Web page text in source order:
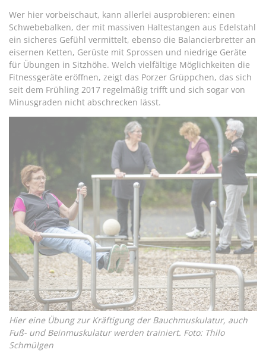
Wer hier vorbeischaut, kann allerlei ausprobieren: einen
Schwebebalken, der mit massiven Haltestangen aus Edelstahl
ein sicheres Gefühl vermittelt, ebenso die Balancierbretter an
eisernen Ketten, Gerüste mit Sprossen und niedrige Geräte
für Übungen in Sitzhöhe. Welch vielfältige Möglichkeiten die
Fitnessgeräte eröffnen, zeigt das Porzer Grüppchen, das sich
seit dem Frühling 2017 regelmäßig trifft und sich sogar von
Minusgraden nicht abschrecken lässt.
Hier eine Übung zur Kräftigung der Bauchmuskulatur, auch
Fuß- und Beinmuskulatur werden trainiert. Foto: Thilo
Schmülgen